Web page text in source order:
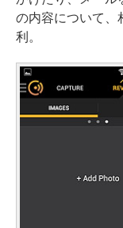
の内容について、
利。